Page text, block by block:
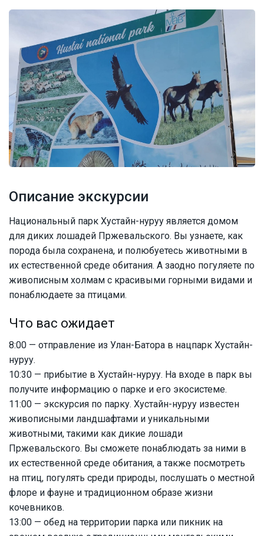
Описание экскурсии
Национальный парк Хустайн-нуруу является домом
для диких лошадей Пржевальского. Вы узнаете, как
порода была сохранена, и полюбуетесь животными в
их естественной среде обитания. А заодно погуляете по
живописным холмам с красивыми горными видами и
понаблюдаете за птицами.
Что вас ожидает
8:00 — отправление из Улан-Батора в нацпарк Хустайн-
нуруу.
10:30 — прибытие в Хустайн-нуруу. На входе в парк вы
получите информацию о парке и его экосистеме.
11:00 — экскурсия по парку. Хустайн-нуруу известен
живописными ландшафтами и уникальными
животными, такими как дикие лошади
Пржевальского. Вы сможете понаблюдать за ними в
их естественной среде обитания, а также посмотреть
на птиц, погулять среди природы, послушать о местной
флоре и фауне и традиционном образе жизни
кочевников.
13:00 — обед на территории парка или пикник на